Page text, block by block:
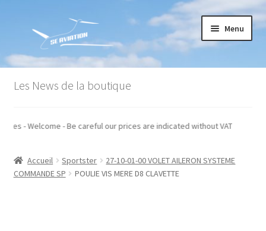
la
navigation
contenu
Menu
Accueil
Conditions générales de vente
Mon compte
Les News de la boutique
taxes - Welcome - Be careful our prices are indicated without VAT
Accueil Sportster
27-10-01-00 VOLET AILERON SYSTEME
COMMANDE SP
POULIE VIS MERE D8 CLAVETTE